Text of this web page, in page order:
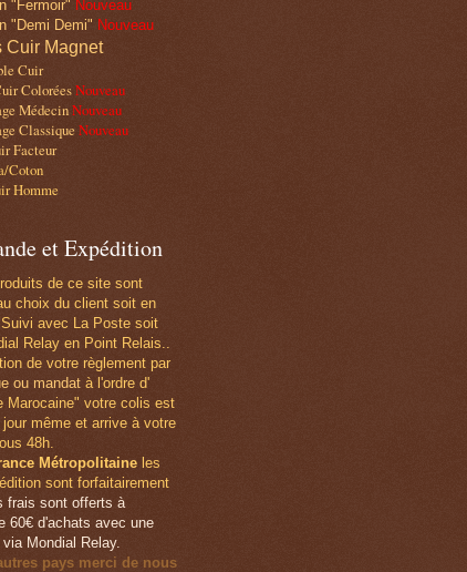
"Fermoir" Nouveau
"Demi Demi" Nouveau
Cuir Magnet
Cuir
ColoréesNouveau
MédecinNouveau
Classique Nouveau
Facteur
Coton
Homme
et Expédition
de ce site sont
choix du client soit en
avec La Poste soit
Relay en Point Relais..
de votre règlement par
ou mandat à l'ordre d'
Marocaine" votre colis est
même et arrive à votre
48h.
Métropolitaine les
sont forfaitairement
frais sont offerts à
60€ d'achats avec une
Mondial Relay.
pays merci de nous